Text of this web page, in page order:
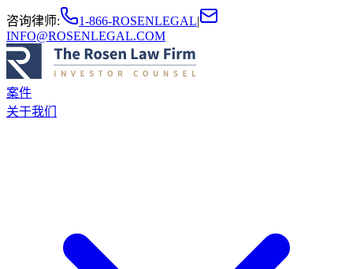
咨询律师: 1-866-ROSENLEGAL|
INFO@ROSENLEGAL.COM
案件
关于我们